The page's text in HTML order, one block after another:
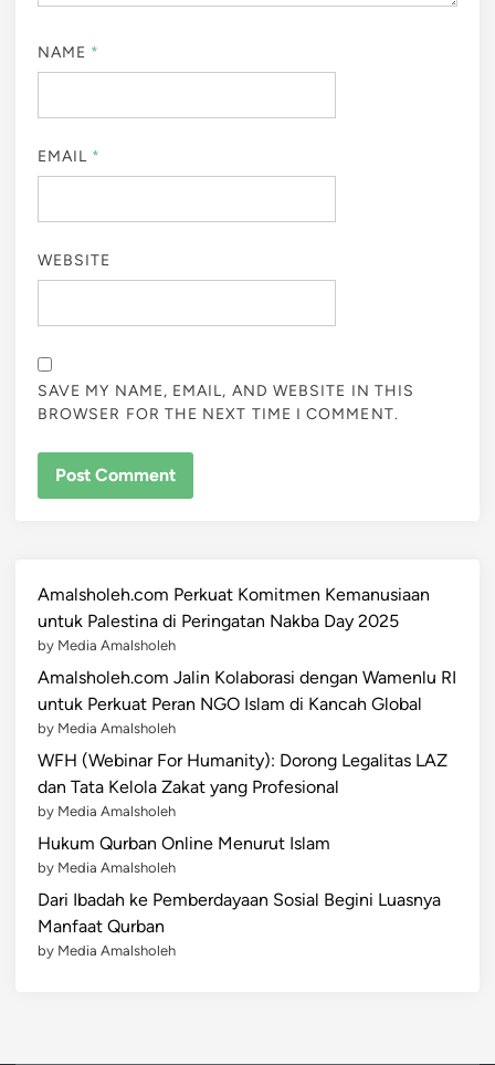
NAME *
EMAIL *
WEBSITE
SAVE MY NAME, EMAIL, AND WEBSITE IN THIS
BROWSER FOR THE NEXT TIME I COMMENT.
Amalsholeh.com Perkuat Komitmen Kemanusiaan
untuk Palestina di Peringatan Nakba Day 2025
by Media Amalsholeh
Amalsholeh.com Jalin Kolaborasi dengan Wamenlu RI
untuk Perkuat Peran NGO Islam di Kancah Global
by Media Amalsholeh
WFH (Webinar For Humanity): Dorong Legalitas LAZ
dan Tata Kelola Zakat yang Profesional
by Media Amalsholeh
Hukum Qurban Online Menurut Islam
by Media Amalsholeh
Dari Ibadah ke Pemberdayaan Sosial Begini Luasnya
Manfaat Qurban
by Media Amalsholeh